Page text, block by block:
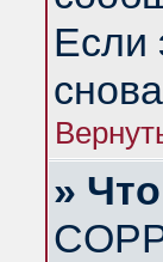
Если
»